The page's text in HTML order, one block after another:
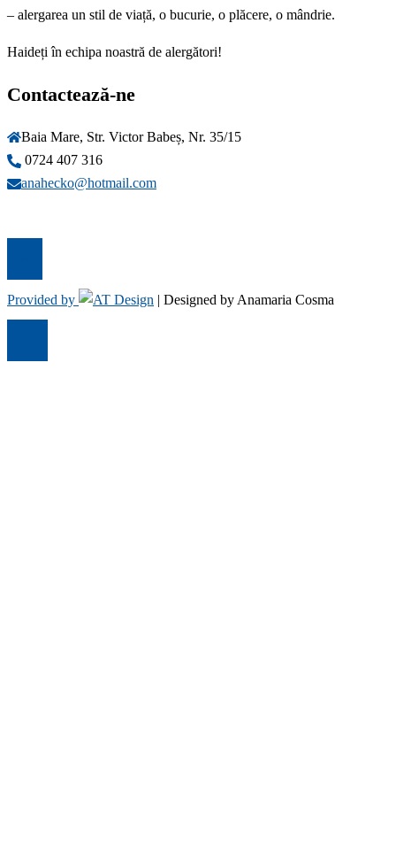
– alergarea un stil de viață, o bucurie, o plăcere, o mândrie.
Haideți în echipa noastră de alergători!
Contactează-ne
Baia Mare, Str. Victor Babeș, Nr. 35/15
0724 407 316
anahecko@hotmail.com
Provided by | Designed by Anamaria Cosma